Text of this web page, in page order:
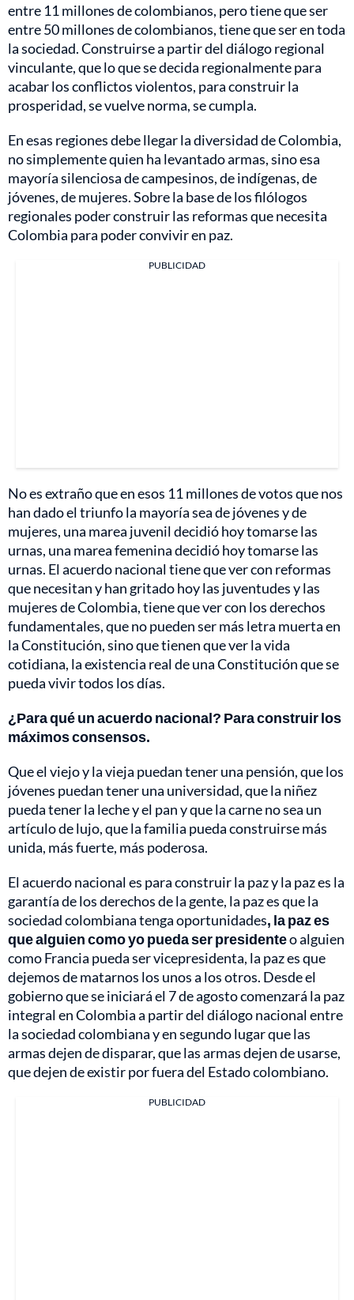
entre 11 millones de colombianos, pero tiene que ser
entre 50 millones de colombianos, tiene que ser en toda
la sociedad. Construirse a partir del diálogo regional
vinculante, que lo que se decida regionalmente para
acabar los conflictos violentos, para construir la
prosperidad, se vuelve norma, se cumpla.
En esas regiones debe llegar la diversidad de Colombia,
no simplemente quien ha levantado armas, sino esa
mayoría silenciosa de campesinos, de indígenas, de
jóvenes, de mujeres. Sobre la base de los filólogos
regionales poder construir las reformas que necesita
Colombia para poder convivir en paz.
PUBLICIDAD
No es extraño que en esos 11 millones de votos que nos
han dado el triunfo la mayoría sea de jóvenes y de
mujeres, una marea juvenil decidió hoy tomarse las
urnas, una marea femenina decidió hoy tomarse las
urnas. El acuerdo nacional tiene que ver con reformas
que necesitan y han gritado hoy las juventudes y las
mujeres de Colombia, tiene que ver con los derechos
fundamentales, que no pueden ser más letra muerta en
la Constitución, sino que tienen que ver la vida
cotidiana, la existencia real de una Constitución que se
pueda vivir todos los días.
¿Para qué un acuerdo nacional? Para construir los
máximos consensos.
Que el viejo y la vieja puedan tener una pensión, que los
jóvenes puedan tener una universidad, que la niñez
pueda tener la leche y el pan y que la carne no sea un
artículo de lujo, que la familia pueda construirse más
unida, más fuerte, más poderosa.
El acuerdo nacional es para construir la paz y la paz es la
garantía de los derechos de la gente, la paz es que la
sociedad colombiana tenga oportunidades, la paz es
que alguien como yo pueda ser presidenteo alguien
como Francia pueda ser vicepresidenta, la paz es que
dejemos de matarnos los unos a los otros. Desde el
gobierno que se iniciará el 7 de agosto comenzará la paz
integral en Colombia a partir del diálogo nacional entre
la sociedad colombiana y en segundo lugar que las
armas dejen de disparar, que las armas dejen de usarse,
que dejen de existir por fuera del Estado colombiano.
PUBLICIDAD